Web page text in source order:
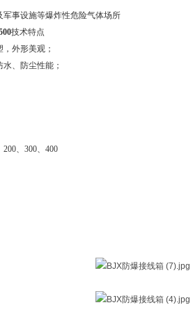
事设施等爆炸性危险气体场所
技术特点
外形美观；
、防尘性能；
200、300、400